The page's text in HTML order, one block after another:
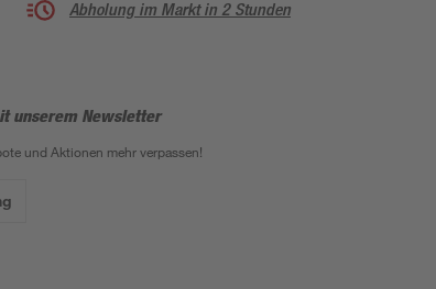
Abholung im Markt in 2 Stunden
unserem Newsletter
und Aktionen mehr verpassen!